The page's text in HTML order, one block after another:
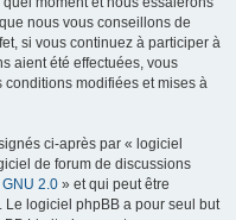
nous vous conseillons de
si vous continuez à participer à
aient été effectuées, vous
conditions modifiées et mises à
ci-après par « logiciel
de forum de discussions
2.0 » et qui peut être
Le logiciel phpBB a pour seul but